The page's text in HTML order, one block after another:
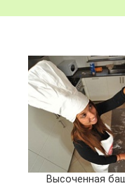
Высоченная